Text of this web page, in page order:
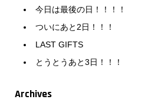
今日は最後の日！！！！
ついにあと2日！！！
LAST GIFTS
とうとうあと3日！！！
Archives